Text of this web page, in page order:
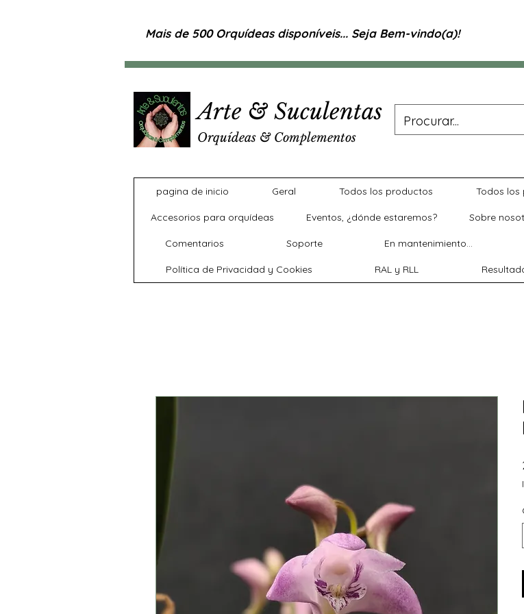
Mais de 500 Orquídeas disponíveis... Seja Bem-vindo(a)!
Arte & Suculentas
Orquídeas & Complementos
pagina de inicio Geral Todos los productos Todos los
Accesorios para orquídeas Eventos, ¿dónde estaremos? Sobre
Comentarios Soporte En mantenimiento...
Política de Privacidad y Cookies RAL y RLL